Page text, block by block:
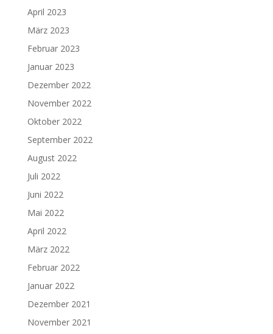
April 2023
März 2023
Februar 2023
Januar 2023
Dezember 2022
November 2022
Oktober 2022
September 2022
August 2022
Juli 2022
Juni 2022
Mai 2022
April 2022
März 2022
Februar 2022
Januar 2022
Dezember 2021
November 2021